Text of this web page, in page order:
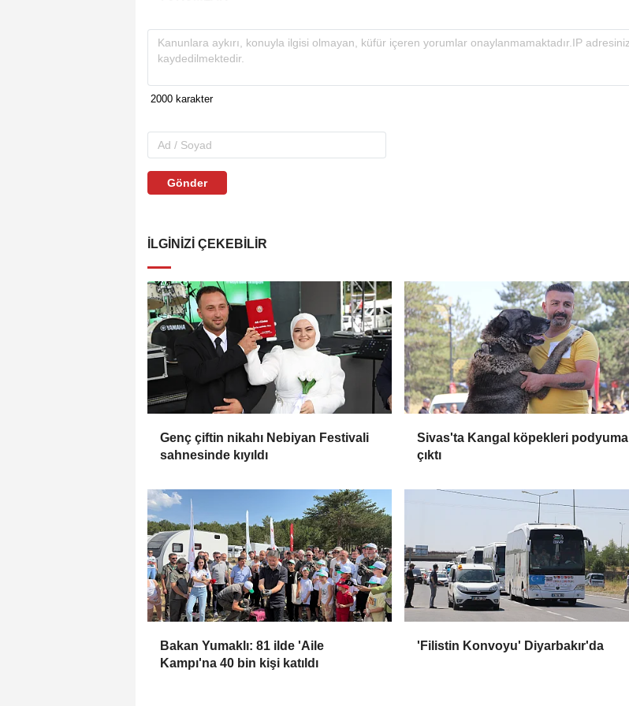
Gönder
İLGINIZI ÇEKEBILIR
Genç çiftin nikahı Nebiyan Festivali
sahnesinde kıyıldı
Sivas'ta Kangal köpekleri podyuma
çıktı
Bakan Yumaklı: 81 ilde 'Aile
Kampı'na 40 bin kişi katıldı
'Filistin Konvoyu' Diyarbakır'da